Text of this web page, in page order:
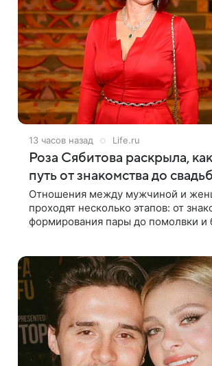
13 часов назад Life.ru
Роза Сябитова раскрыла,
путь от знакомства до
Отношения между мужчиной и
проходят несколько этапов: от
формирования пары до помолвки и